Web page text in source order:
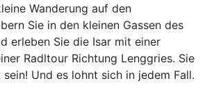
Wanderung auf den
Sie in den kleinen Gassen des
erleben Sie die Isar mit einer
Radltour Richtung Lenggries. Sie
Und es lohnt sich in jedem Fall.